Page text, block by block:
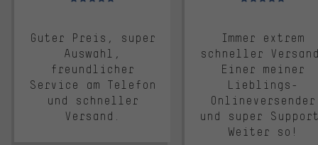
Guter Preis, super
Auswahl,
freundlicher
Service am Telefon
und schneller
Versand.
Immer extrem
schneller
Einer meiner
Lieblings-
Onlineversender
und super
Weiter so!